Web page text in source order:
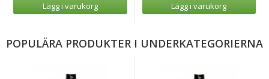
Lägg i varukorg Lägg i varukorg
POPULÄRA PRODUKTER I UNDERKATEGORIERNA